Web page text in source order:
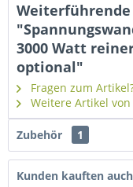
Weiterführende
3000 Watt
optional"
Fragen zum
Weitere Artikel
Zubehör 1
Kunden kauften auch